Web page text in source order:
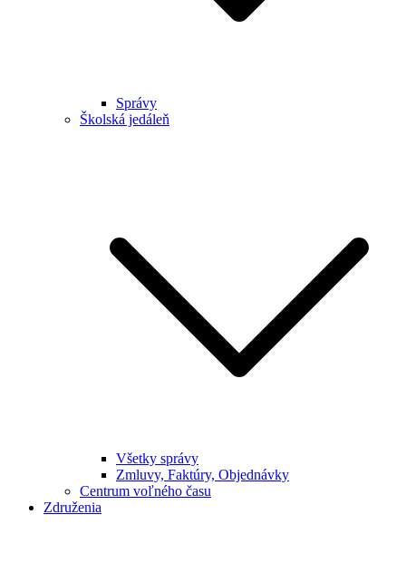
Správy
Školská jedáleň
Všetky správy
Zmluvy, Faktúry, Objednávky
Centrum voľného času
Združenia